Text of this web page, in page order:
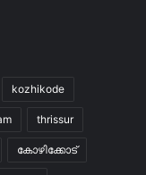
kozhikode
thrissur
കോഴിക്കോട്